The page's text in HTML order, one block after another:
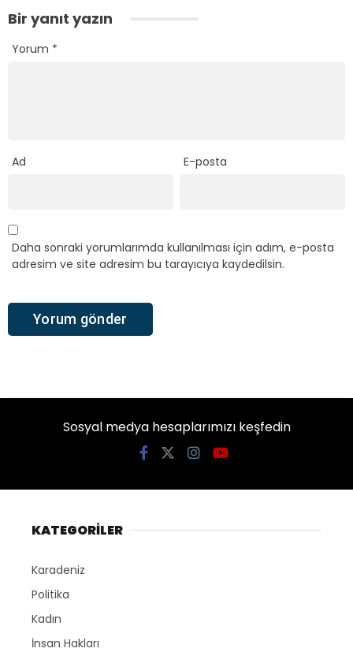
Bir yanıt yazın
Yorum *
Ad E-posta
Daha sonraki yorumlarımda kullanılması için adım, e-posta
adresim ve site adresim bu tarayıcıya kaydedilsin.
Sosyal medya hesaplarımızı keşfedin
KATEGORİLER
Karadeniz
Politika
Kadın
İnsan Hakları